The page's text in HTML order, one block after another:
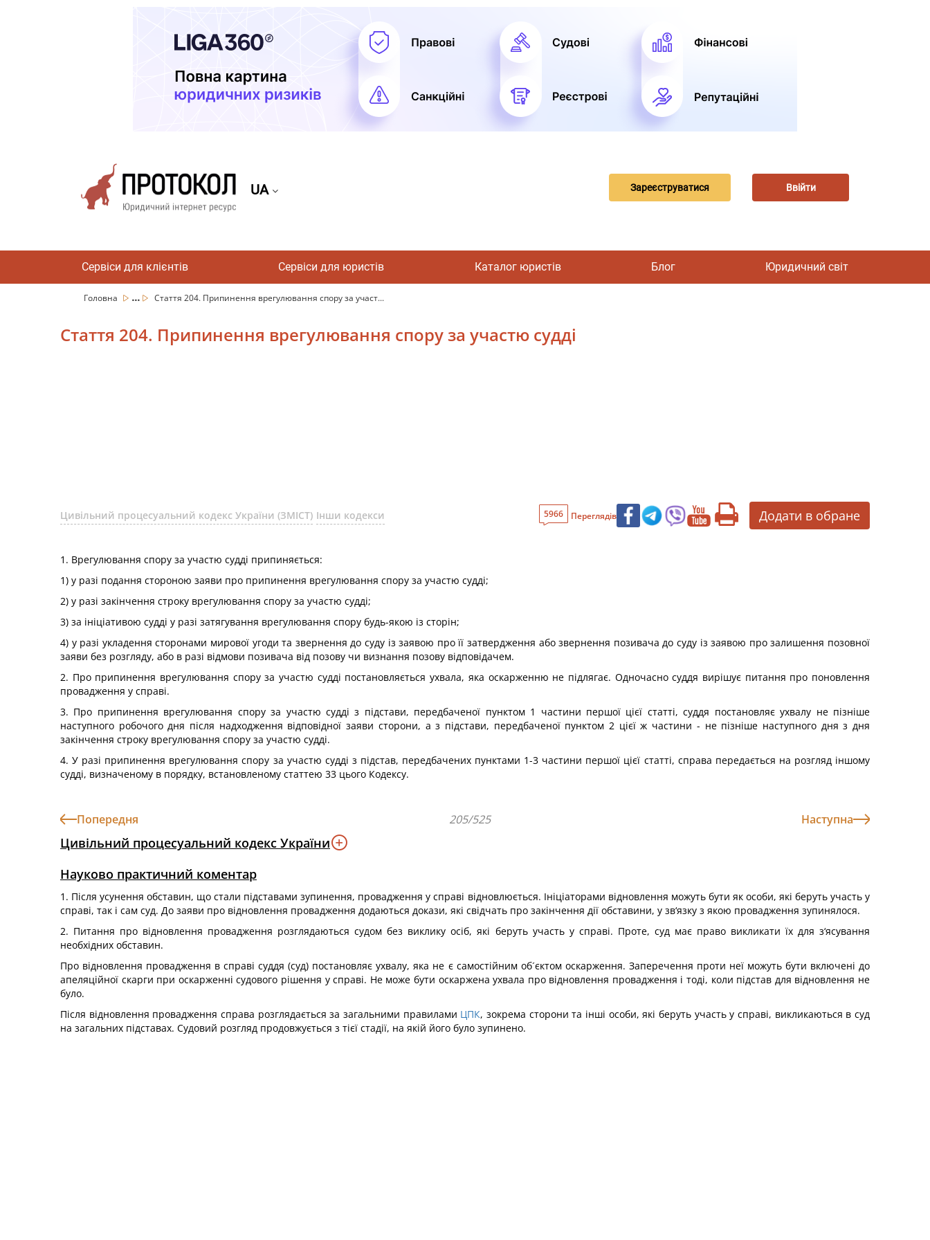
UA Зареєструватися Ввійти
Сервіси для клієнтів Сервіси для юристів Каталог юристів Блог Юридичний світ
Головна ... Стаття 204. Припинення врегулювання спору за участ...
Стаття 204. Припинення врегулювання спору за участю судді
Цивільний процесуальний кодекс України (ЗМІСТ) Інши кодекси 5966 Переглядів Додати в обране
1. Врегулювання спору за участю судді припиняється:
1) у разі подання стороною заяви про припинення врегулювання спору за участю судді;
2) у разі закінчення строку врегулювання спору за участю судді;
3) за ініціативою судді у разі затягування врегулювання спору будь-якою із сторін;
4) у разі укладення сторонами мирової угоди та звернення до суду із заявою про її затвердження або звернення позивача до суду із заявою про залишення позовної
заяви без розгляду, або в разі відмови позивача від позову чи визнання позову відповідачем.
2. Про припинення врегулювання спору за участю судді постановляється ухвала, яка оскарженню не підлягає. Одночасно суддя вирішує питання про поновлення
провадження у справі.
3. Про припинення врегулювання спору за участю судді з підстави, передбаченої пунктом 1 частини першої цієї статті, суддя постановляє ухвалу не пізніше
наступного робочого дня після надходження відповідної заяви сторони, а з підстави, передбаченої пунктом 2 цієї ж частини - не пізніше наступного дня з дня
закінчення строку врегулювання спору за участю судді.
4. У разі припинення врегулювання спору за участю судді з підстав, передбачених пунктами 1-3 частини першої цієї статті, справа передається на розгляд іншому
судді, визначеному в порядку, встановленому статтею 33 цього Кодексу.
Попередня 205/525 Наступна
Цивільний процесуальний кодекс України
Науково практичний коментар
1. Після усунення обставин, що стали підставами зупинення, провадження у справі відновлюється. Ініціаторами відновлення можуть бути як особи, які беруть участь у
справі, так і сам суд. До заяви про відновлення провадження додаються докази, які свідчать про закінчення дії обставини, у зв‘язку з якою провадження зупинялося.
2. Питання про відновлення провадження розглядаються судом без виклику осіб, які беруть участь у справі. Проте, суд має право викликати їх для з‘ясування
необхідних обставин.
Про відновлення провадження в справі суддя (суд) постановляє ухвалу, яка не є самостійним об´єктом оскарження. Заперечення проти неї можуть бути включені до
апеляційної скарги при оскарженні судового рішення у справі. Не може бути оскаржена ухвала про відновлення провадження і тоді, коли підстав для відновлення не
було.
Після відновлення провадження справа розглядається за загальними правилами ЦПК, зокрема сторони та інші особи, які беруть участь у справі, викликаються в суд
на загальних підставах. Судовий розгляд продовжується з тієї стадії, на якій його було зупинено.